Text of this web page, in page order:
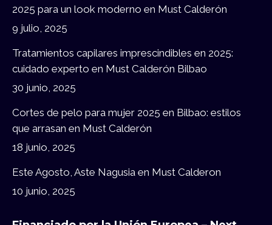
windowwindow
2025 para un look moderno en Must Calderón
9 julio, 2025
Tratamientos capilares imprescindibles en 2025:
cuidado experto en Must Calderón Bilbao
30 junio, 2025
Cortes de pelo para mujer 2025 en Bilbao: estilos
que arrasan en Must Calderón
18 junio, 2025
Este Agosto, Aste Nagusia en Must Calderon
10 junio, 2025